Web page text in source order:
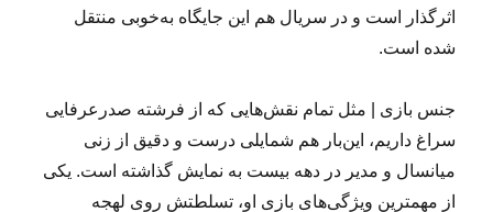
اثرگذار است و در سریال هم این جایگاه به‌خوبی منتقل
شده است.
جنس بازی | مثل تمام نقش‌هایی که از فرشته صدرعرفایی
سراغ داریم، این‌بار هم شمایلی درست و دقیق از زنی
میانسال و مدیر در دهه بیست به نمایش گذاشته است. یکی
از مهمترین ویژگی‌های بازی او، تسلطتش روی لهجه